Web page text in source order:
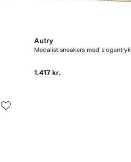
Autry
Medalist sneakers med slogantryk
1.417 kr.